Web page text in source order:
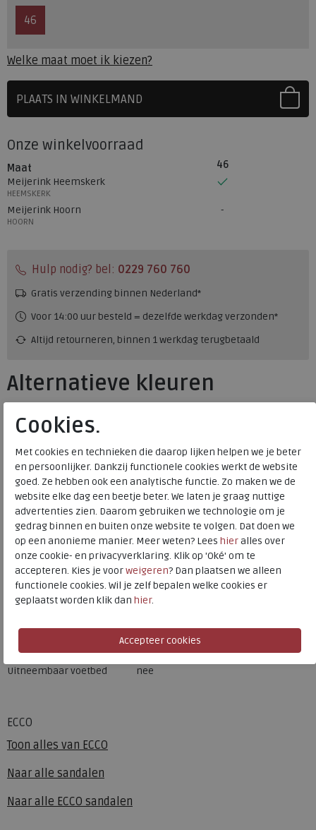
ECCO
Toon alles van ECCO
Naar alle sandalen
Naar alle ECCO sandalen
46
Welke maat moet ik kiezen?
PLAATS IN WINKELMAND
Onze winkelvoorraad
Maat
46
Meijerink Heemskerk
HEEMSKERK
Meijerink Hoorn
HOORN
Hulp nodig? bel: 0229 760 760
Gratis verzending binnen Nederland*
Voor 14:00 uur besteld = dezelfde werkdag verzonden*
Altijd retourneren, binnen 1 werkdag terugbetaald
Alternatieve kleuren
Merk
ECCO
Fabrikantcode
06956455894
Kleur
Uitneembaar voetbed nee
Cookies.
Met cookies en technieken die daarop lijken helpen we je beter
en persoonlijker. Dankzij functionele cookies werkt de website
goed. Ze hebben ook een analytische functie. Zo maken we de
website elke dag een beetje beter. We laten je graag nuttige
advertenties zien. Daarom gebruiken we technologie om je
gedrag binnen en buiten onze website te volgen. Dat doen we
op een anonieme manier. Meer weten? Lees hieralles over
onze cookie- en privacyverklaring. Klik op 'Oké' om te
accepteren. Kies je voorweigeren? Dan plaatsen we alleen
functionele cookies. Wil je zelf bepalen welke cookies er
geplaatst worden klik dan hier.